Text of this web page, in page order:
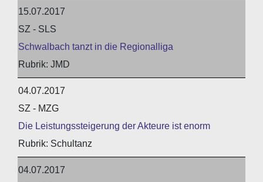
15.07.2017
SZ - SLS
Schwalbach tanzt in die Regionalliga
JMD
04.07.2017
SZ - MZG
Die Leistungssteigerung der Akteure ist enorm
Schultanz
04.07.2017